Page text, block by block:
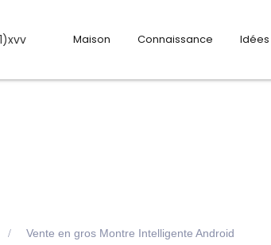
Maison Connaissance Idées
Vente en gros Montre Intelligente Android